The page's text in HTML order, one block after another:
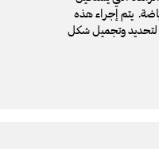
يتم إجراء هذه
وتجميل شكل